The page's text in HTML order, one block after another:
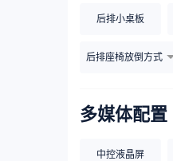
后排小桌板
后排座椅放倒方式
多媒体配置
中控液晶屏